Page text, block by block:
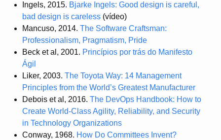
Ingels, 2015. Bjarke Ingels: Good design is careful,
bad design is careless (vídeo)
Mancuso, 2014. The Software Craftsman:
Professionalism, Pragmatism, Pride
Beck et al, 2001. Princípios por trás do Manifesto
Ágil
Liker, 2003. The Toyota Way: 14 Management
Principles from the World’s Greatest Manufacturer
Debois et al, 2016. The DevOps Handbook: How to
Create World-Class Agility, Reliability, and Security
in Technology Organizations
Conway, 1968. How Do Committees Invent?